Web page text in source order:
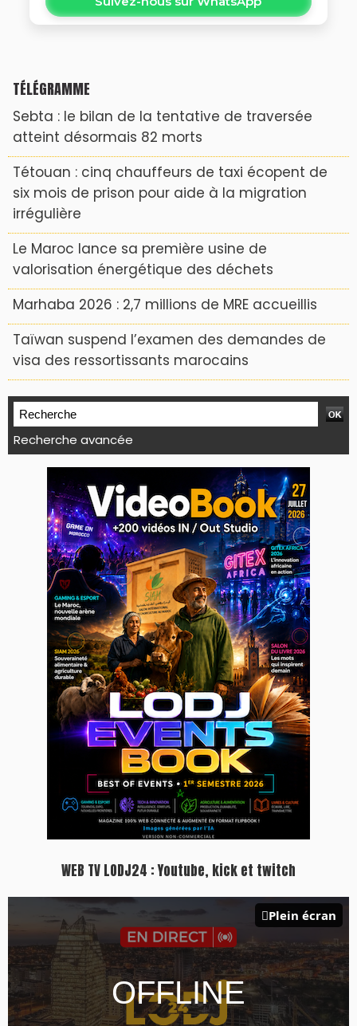
TÉLÉGRAMME
Sebta : le bilan de la tentative de traversée
atteint désormais 82 morts
Tétouan : cinq chauffeurs de taxi écopent de
six mois de prison pour aide à la migration
irrégulière
Le Maroc lance sa première usine de
valorisation énergétique des déchets
Marhaba 2026 : 2,7 millions de MRE accueillis
Taïwan suspend l’examen des demandes de
visa des ressortissants marocains
Recherche avancée
WEB TV LODJ24 : Youtube, kick et twitch
Plein écran